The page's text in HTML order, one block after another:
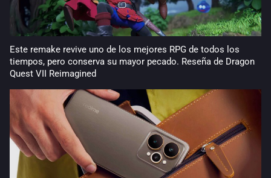
Este remake revive uno de los mejores RPG de todos los
tiempos, pero conserva su mayor pecado. Reseña de Dragon
Quest VII Reimagined